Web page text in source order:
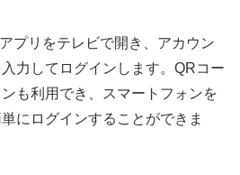
プリをテレビで開き、アカウン
入力してログインします。QRコー
ンも利用でき、スマートフォンを
にログインすることができま